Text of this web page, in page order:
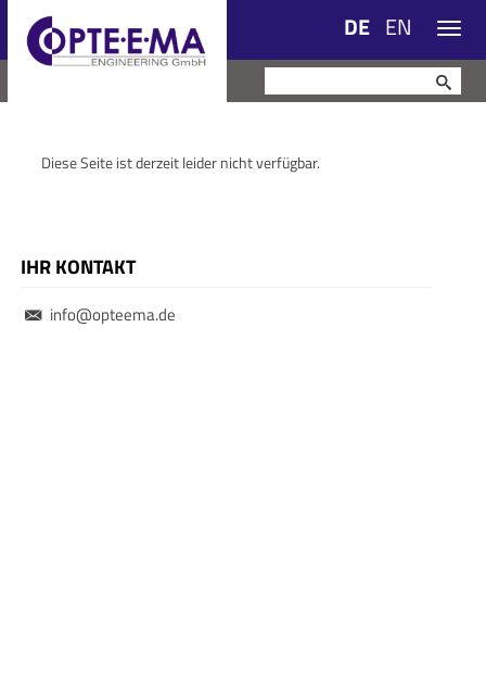
EN
DE
Diese Seite ist derzeit leider nicht verfügbar.
IHR KONTAKT
info@opteema.de